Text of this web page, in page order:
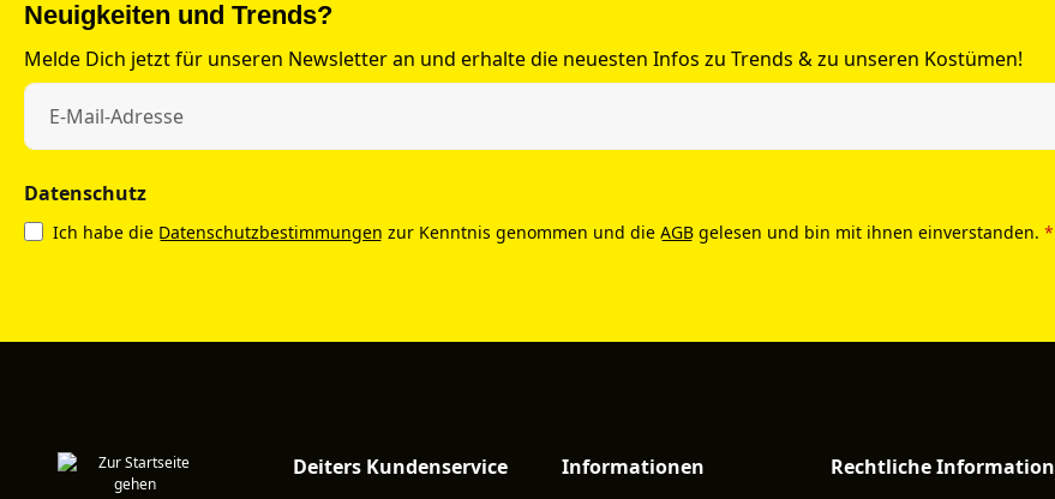
Neuigkeiten und Trends?
Melde Dich jetzt für unseren Newsletter an und erhalte die neuesten Infos zu Trends & zu unseren Kostümen!
Datenschutz
Ich habe die Datenschutzbestimmungen zur Kenntnis genommen und die AGB gelesen und bin mit ihnen einverstanden. *
Deiters Kundenservice Informationen Rechtliche Information